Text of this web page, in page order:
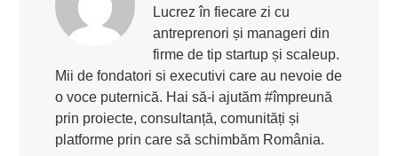
Lucrez în fiecare zi cu
antreprenori și manageri din
firme de tip startup și scaleup.
Mii de fondatori si executivi care au nevoie de
o voce puternică. Hai să-i ajutăm #împreună
prin proiecte, consultanță, comunități și
platforme prin care să schimbăm România.